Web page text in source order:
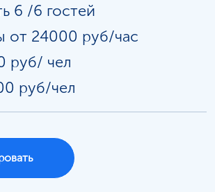
6 /6 гостей
от 24000 руб/час
руб/ чел
руб/чел